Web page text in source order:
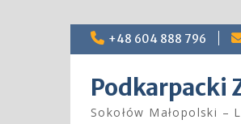
Skip
+48 604 888 796
Podkarpacki
Sokołów Małopolski –